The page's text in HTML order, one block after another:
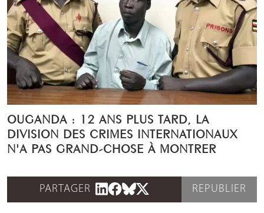
OUGANDA : 12 ANS PLUS TARD, LA
DIVISION DES CRIMES INTERNATIONAUX
N'A PAS GRAND-CHOSE À MONTRER
PARTAGER REPUBLIER